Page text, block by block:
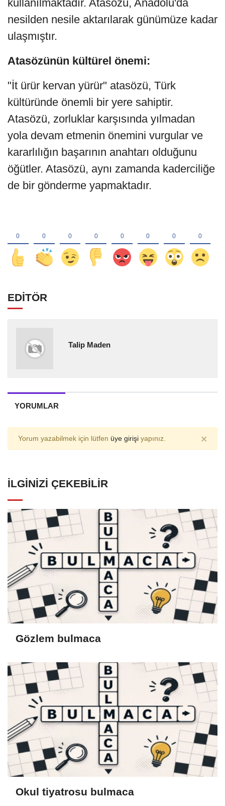
kullanılmaktadır. Atasözü, Anadolu'da
nesilden nesile aktarılarak günümüze kadar
ulaşmıştır.
Atasözünün kültürel önemi:
"İt ürür kervan yürür" atasözü, Türk
kültüründe önemli bir yere sahiptir.
Atasözü, zorluklar karşısında yılmadan
yola devam etmenin önemini vurgular ve
kararlılığın başarının anahtarı olduğunu
öğütler. Atasözü, aynı zamanda kaderciliğe
de bir gönderme yapmaktadır.
EDİTÖR
Talip Maden
YORUMLAR
Yorum yazabilmek için lütfen üye girişi yapınız. ×
İLGINIZI ÇEKEBILIR
Gözlem bulmaca
Okul tiyatrosu bulmaca